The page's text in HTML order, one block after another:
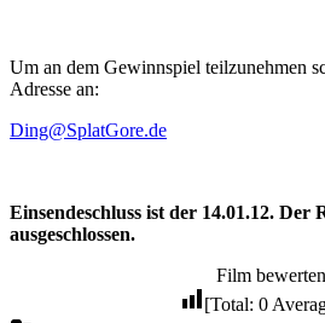
Um an dem Gewinnspiel teilzunehmen
Adresse an:
Ding@SplatGore.de
Einsendeschluss ist der 14.01.12. Der
ausgeschlossen.
Film bewerten
[Total: 0